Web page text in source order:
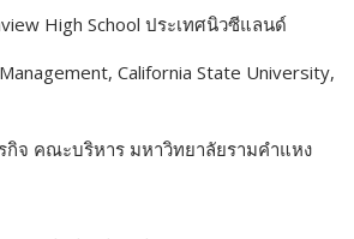
High School ประเทศนิวซีแลนด์
California State University,
จ คณะบริหาร มหาวิทยาลัยรามคำแหง